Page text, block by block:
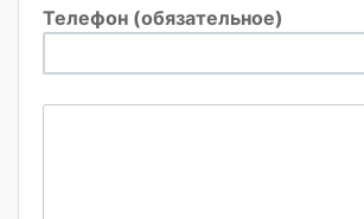
Телефон (обязательное)